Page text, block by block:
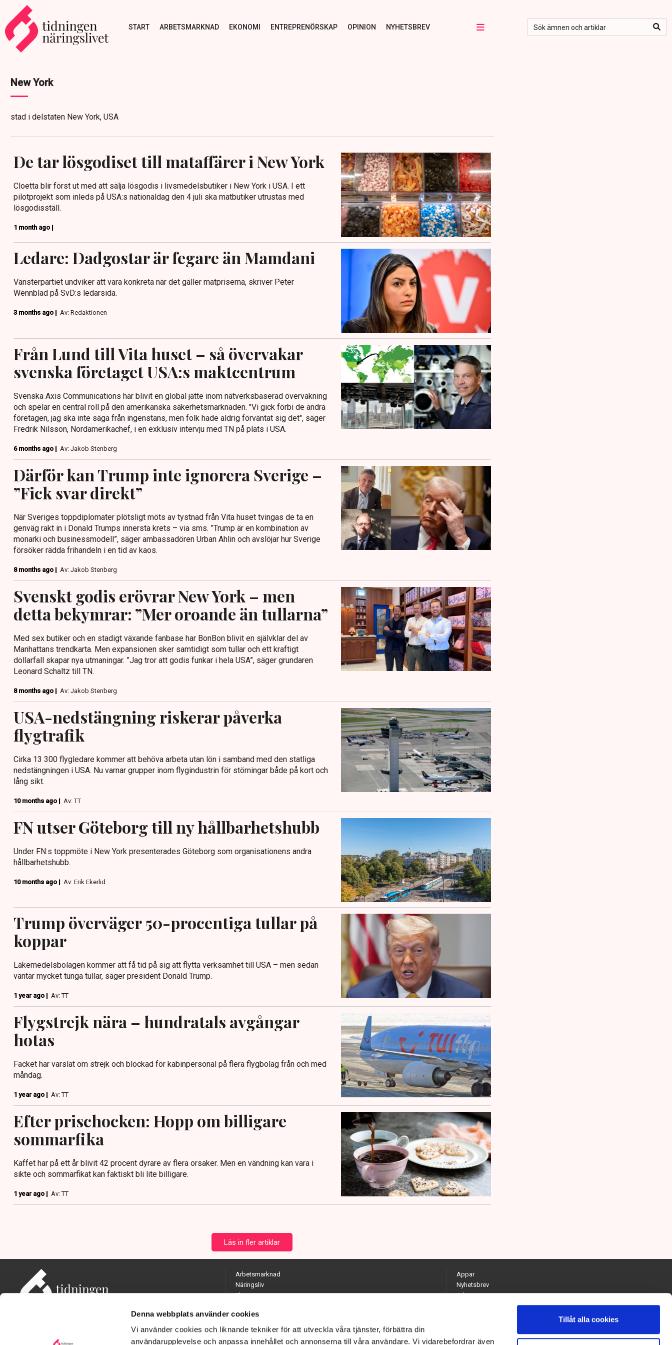
Denna webbplats använder cookies
Vi använder cookies och liknande tekniker för att utveckla våra tjänster, förbättra din
användarupplevelse och anpassa innehållet och annonserna till våra användare. Vi vidarebefordrar även
Tillåt alla cookies
START ARBETSMARKNAD EKONOMI ENTREPRENÖRSKAP OPINION NYHETSBREV
New York
stad i delstaten New York, USA
De tar lösgodiset till mataffärer i New York
Cloetta blir först ut med att sälja lösgodis i livsmedelsbutiker i New York i USA. I ett
pilotprojekt som inleds på USA:s nationaldag den 4 juli ska matbutiker utrustas med
lösgodisställ.
1 month ago |
Ledare: Dadgostar är fegare än Mamdani
Vänsterpartiet undviker att vara konkreta när det gäller matpriserna, skriver Peter
Wennblad på SvD:s ledarsida.
3 months ago | Av: Redaktionen
Från Lund till Vita huset – så övervakar
svenska företaget USA:s maktcentrum
Svenska Axis Communications har blivit en global jätte inom nätverksbaserad övervakning
och spelar en central roll på den amerikanska säkerhetsmarknaden. "Vi gick förbi de andra
företagen, jag ska inte säga från ingenstans, men folk hade aldrig förväntat sig det", säger
Fredrik Nilsson, Nordamerikachef, i en exklusiv intervju med TN på plats i USA.
6 months ago | Av: Jakob Stenberg
Därför kan Trump inte ignorera Sverige –
”Fick svar direkt”
När Sveriges toppdiplomater plötsligt möts av tystnad från Vita huset tvingas de ta en
genväg rakt in i Donald Trumps innersta krets – via sms. ”Trump är en kombination av
monarki och businessmodell”, säger ambassadören Urban Ahlin och avslöjar hur Sverige
försöker rädda frihandeln i en tid av kaos.
8 months ago | Av: Jakob Stenberg
Svenskt godis erövrar New York – men
detta bekymrar: ”Mer oroande än tullarna”
Med sex butiker och en stadigt växande fanbase har BonBon blivit en självklar del av
Manhattans trendkarta. Men expansionen sker samtidigt som tullar och ett kraftigt
dollarfall skapar nya utmaningar. ”Jag tror att godis funkar i hela USA”, säger grundaren
Leonard Schaltz till TN.
8 months ago | Av: Jakob Stenberg
USA-nedstängning riskerar påverka
flygtrafik
Cirka 13 300 flygledare kommer att behöva arbeta utan lön i samband med den statliga
nedstängningen i USA. Nu varnar grupper inom flygindustrin för störningar både på kort och
lång sikt.
10 months ago | Av: TT
FN utser Göteborg till ny hållbarhetshubb
Under FN:s toppmöte i New York presenterades Göteborg som organisationens andra
hållbarhetshubb.
10 months ago | Av: Erik Ekerlid
Trump överväger 50-procentiga tullar på
koppar
Läkemedelsbolagen kommer att få tid på sig att flytta verksamhet till USA – men sedan
väntar mycket tunga tullar, säger president Donald Trump.
1 year ago | Av: TT
Flygstrejk nära – hundratals avgångar
hotas
Facket har varslat om strejk och blockad för kabinpersonal på flera flygbolag från och med
måndag.
1 year ago | Av: TT
Efter prischocken: Hopp om billigare
sommarfika
Kaffet har på ett år blivit 42 procent dyrare av flera orsaker. Men en vändning kan vara i
sikte och sommarfikat kan faktiskt bli lite billigare.
1 year ago | Av: TT
Läs in fler artiklar
Arbetsmarknad
Näringsliv
Ekonomi
Opinion
Hållbarhet
Utrikes
Appar
Nyhetsbrev
Arkiv
Kontakta redaktionen